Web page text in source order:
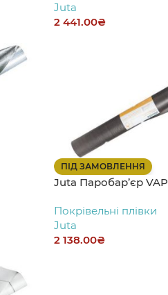
Juta
2 441.00₴
ПІД ЗАМОВЛЕННЯ
Juta Паробар’єр VAP
Покрівельні плівки
Juta
2 138.00₴